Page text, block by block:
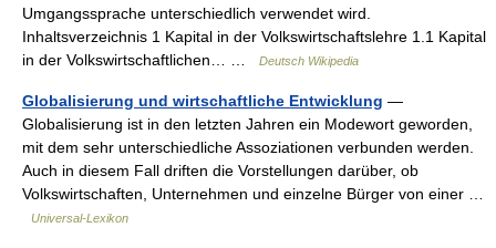
Umgangssprache unterschiedlich verwendet wird.
Inhaltsverzeichnis 1 Kapital in der Volkswirtschaftslehre 1.1 Kapital
in der Volkswirtschaftlichen… …
Deutsch Wikipedia
Globalisierung und wirtschaftliche Entwicklung —
Globalisierung ist in den letzten Jahren ein Modewort geworden,
mit dem sehr unterschiedliche Assoziationen verbunden werden.
Auch in diesem Fall driften die Vorstellungen darüber, ob
Volkswirtschaften, Unternehmen und einzelne Bürger von einer …
Universal-Lexikon